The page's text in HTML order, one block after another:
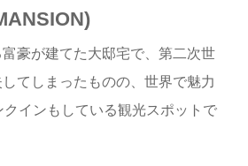
豪が建てた大邸宅で、第二次世
てしまったものの、世界で魅力
インもしている観光スポットで